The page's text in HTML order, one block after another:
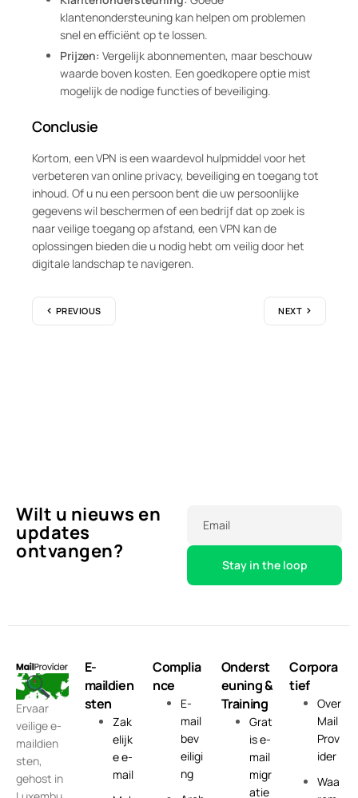
klantenondersteuning kan helpen om problemen
snel en efficiënt op te lossen.
Prijzen: Vergelijk abonnementen, maar beschouw
waarde boven kosten. Een goedkopere optie mist
mogelijk de nodige functies of beveiliging.
Conclusie
Kortom, een VPN is een waardevol hulpmiddel voor het
verbeteren van online privacy, beveiliging en toegang tot
inhoud. Of u nu een persoon bent die uw persoonlijke
gegevens wil beschermen of een bedrijf dat op zoek is
naar veilige toegang op afstand, een VPN kan de
oplossingen bieden die u nodig hebt om veilig door het
digitale landschap te navigeren.
PREVIOUS NEXT
Wilt u nieuws en
updates
ontvangen?
Email
Ervaar
veilige e-
maildien
sten,
gehost in
E-
maildien
sten
Zak
elijk
e e-
mail
Complia
nce
E-
mail
bev
eiligi
ng
Onderst
euning &
Training
Grat
is e-
mail
migr
atie
Corpora
tief
Over
Mail
Prov
ider
Waa